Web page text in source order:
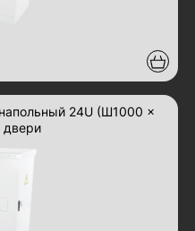
24U (Ш1000 ×
двери